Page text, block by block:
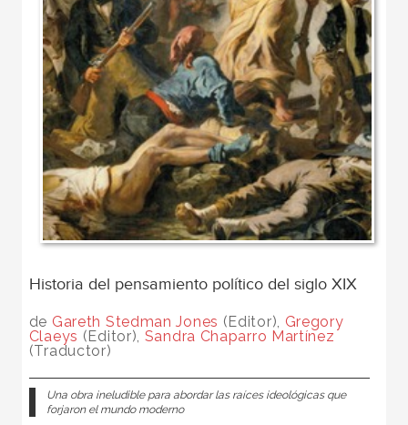
Historia del pensamiento político del siglo XIX
de Gareth Stedman Jones (Editor), Gregory
Claeys (Editor), Sandra Chaparro Martínez
(Traductor)
Una obra ineludible para abordar las raíces ideológicas que
forjaron el mundo moderno